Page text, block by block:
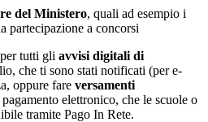
del Ministero, quali ad esempio i
partecipazione a concorsi
tutti gli avvisi digitali di
che ti sono stati notificati (per e-
oppure fare versamenti
elettronico, che le scuole o
tramite Pago In Rete.